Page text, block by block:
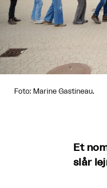
Foto: Marine Gastineau.
Et
slår